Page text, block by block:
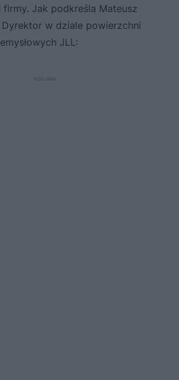
Jak podkreśla Mateusz
Dyrektor w dziale powierzchni
JLL: